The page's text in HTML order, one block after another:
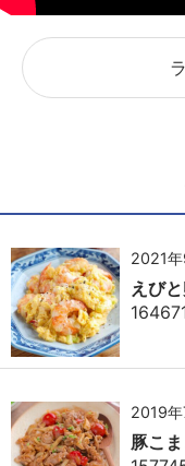
2021年
えび
2019年
豚こ